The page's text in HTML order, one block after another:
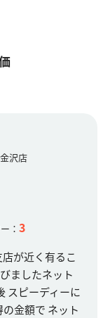
金沢店
： 3
が近く有るこ
ましたネット
スピーディーに
金額で ネット